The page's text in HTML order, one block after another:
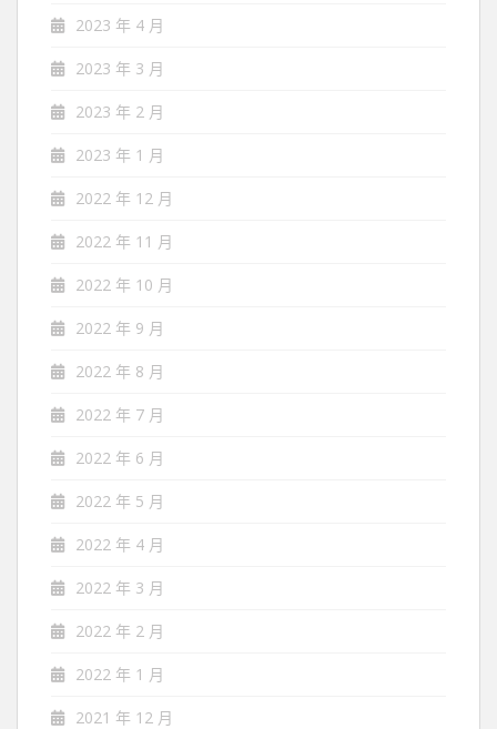
2023 年 4 月
2023 年 3 月
2023 年 2 月
2023 年 1 月
2022 年 12 月
2022 年 11 月
2022 年 10 月
2022 年 9 月
2022 年 8 月
2022 年 7 月
2022 年 6 月
2022 年 5 月
2022 年 4 月
2022 年 3 月
2022 年 2 月
2022 年 1 月
2021 年 12 月